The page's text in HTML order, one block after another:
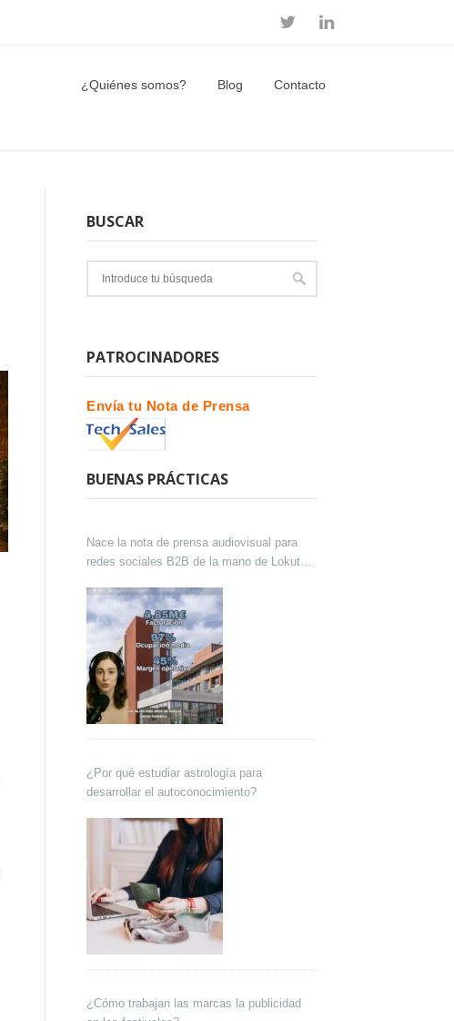
¿Quiénes somos? Blog Contacto
BUSCAR
PATROCINADORES
Envía tu Nota de Prensa
BUENAS PRÁCTICAS
Nace la nota de prensa audiovisual para
redes sociales B2B de la mano de Lokutor
¿Por qué estudiar astrología para
desarrollar el autoconocimiento?
¿Cómo trabajan las marcas la publicidad